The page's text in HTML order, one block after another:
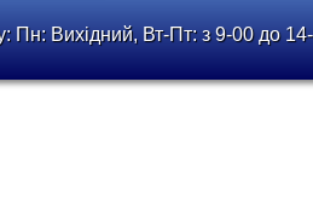
Пн: Вихідний, Вт-Пт: з 9-00 до